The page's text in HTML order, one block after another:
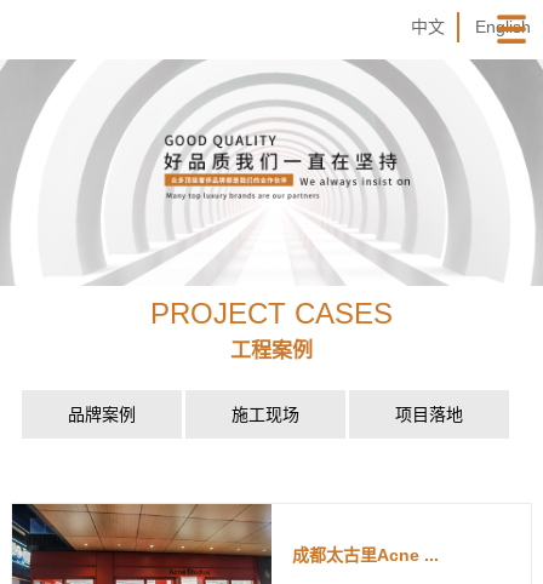
中文 English
PROJECT CASES
工程案例
品牌案例 施工现场 项目落地
成都太古里Acne ...